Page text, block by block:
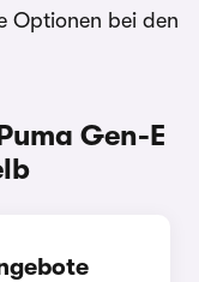
Optionen bei den
Gen-E